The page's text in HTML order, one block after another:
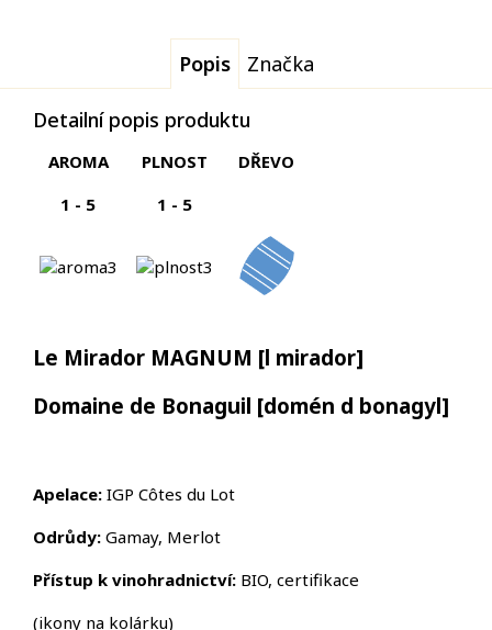
Popis Značka
Detailní popis produktu
AROMA
1 - 5
PLNOST
1 - 5
DŘEVO
Le Mirador MAGNUM [l mirador]
Domaine de Bonaguil [domén d bonagyl]
Apelace: IGP Côtes du Lot
Odrůdy: Gamay, Merlot
Přístup k vinohradnictví: BIO, certifikace
(ikony na kolárku)